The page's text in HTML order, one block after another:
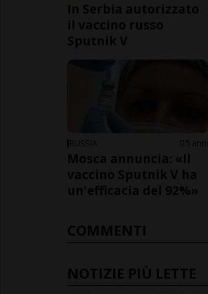
In Serbia autorizzato
il vaccino russo
Sputnik V
RUSSIA 5 anni
Mosca annuncia: «Il
vaccino Sputnik V ha
un'efficacia del 92%»
COMMENTI
NOTIZIE PIÙ LETTE